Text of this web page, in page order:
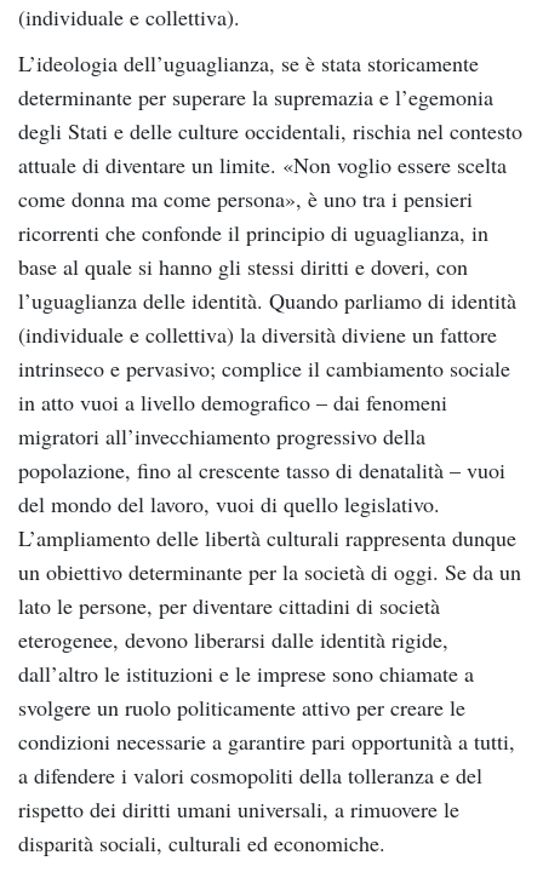
(individuale e collettiva).
L’ideologia dell’uguaglianza, se è stata storicamente
determinante per superare la supremazia e l’egemonia
degli Stati e delle culture occidentali, rischia nel contesto
attuale di diventare un limite. «Non voglio essere scelta
come donna ma come persona», è uno tra i pensieri
ricorrenti che confonde il principio di uguaglianza, in
base al quale si hanno gli stessi diritti e doveri, con
l’uguaglianza delle identità. Quando parliamo di identità
(individuale e collettiva) la diversità diviene un fattore
intrinseco e pervasivo; complice il cambiamento sociale
in atto vuoi a livello demografico – dai fenomeni
migratori all’invecchiamento progressivo della
popolazione, fino al crescente tasso di denatalità – vuoi
del mondo del lavoro, vuoi di quello legislativo.
L’ampliamento delle libertà culturali rappresenta dunque
un obiettivo determinante per la società di oggi. Se da un
lato le persone, per diventare cittadini di società
eterogenee, devono liberarsi dalle identità rigide,
dall’altro le istituzioni e le imprese sono chiamate a
svolgere un ruolo politicamente attivo per creare le
condizioni necessarie a garantire pari opportunità a tutti,
a difendere i valori cosmopoliti della tolleranza e del
rispetto dei diritti umani universali, a rimuovere le
disparità sociali, culturali ed economiche.